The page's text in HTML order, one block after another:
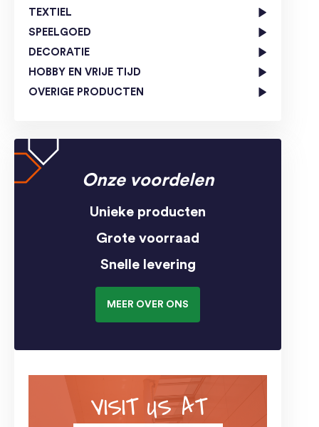
TEXTIEL
SPEELGOED
DECORATIE
HOBBY EN VRIJE TIJD
OVERIGE PRODUCTEN
Onze voordelen
Unieke producten
Grote voorraad
Snelle levering
MEER OVER ONS
VISIT US AT